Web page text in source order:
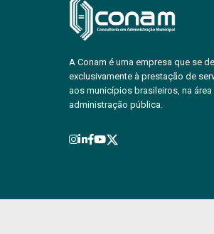
A Conam é uma empresa que se
exclusivamente à prestação de
aos municípios brasileiros, na área
administração pública.